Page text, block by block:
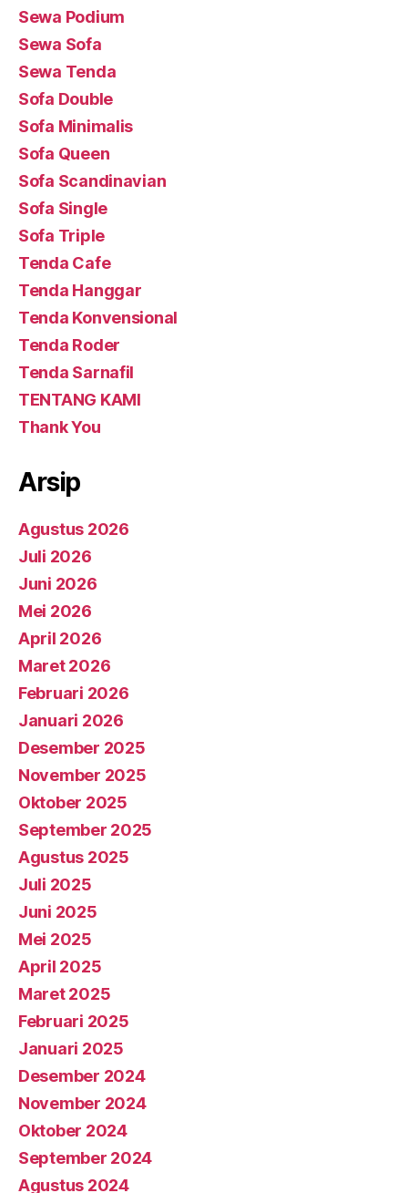
Sewa Podium
Sewa Sofa
Sewa Tenda
Sofa Double
Sofa Minimalis
Sofa Queen
Sofa Scandinavian
Sofa Single
Sofa Triple
Tenda Cafe
Tenda Hanggar
Tenda Konvensional
Tenda Roder
Tenda Sarnafil
TENTANG KAMI
Thank You
Arsip
Agustus 2026
Juli 2026
Juni 2026
Mei 2026
April 2026
Maret 2026
Februari 2026
Januari 2026
Desember 2025
November 2025
Oktober 2025
September 2025
Agustus 2025
Juli 2025
Juni 2025
Mei 2025
April 2025
Maret 2025
Februari 2025
Januari 2025
Desember 2024
November 2024
Oktober 2024
September 2024
Agustus 2024